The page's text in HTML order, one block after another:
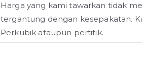
Harga yang kami tawarkan tidak
tergantung dengan kesepakatan.
Perkubik ataupun pertitik.